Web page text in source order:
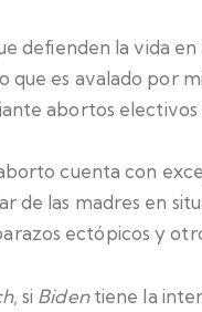
defienden la vida
que es avalado por
abortos electivos
cuenta con
de las madres en
ectópicos y
si Bidentiene la